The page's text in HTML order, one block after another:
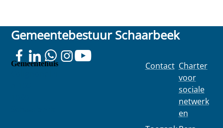
Gemeentebestuur Schaarbeek
Gemeentehuis Contact Charter
voor
sociale
netwerk
en